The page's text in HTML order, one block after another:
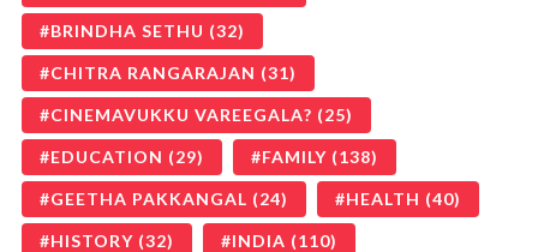
BRINDHA SETHU (32)
CHITRA RANGARAJAN (31)
CINEMAVUKKU VAREEGALA? (25)
EDUCATION (29) FAMILY (138)
GEETHA PAKKANGAL (24) HEALTH (40)
HISTORY (32) INDIA (110)